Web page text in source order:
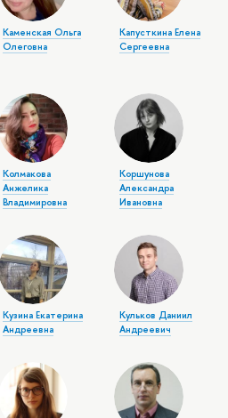
Каменская Ольга
Олеговна
Капусткина Елена
Сергеевна
Колмакова
Анжелика
Владимировна
Коршунова
Александра
Ивановна
Кузина Екатерина
Андреевна
Кульков Даниил
Андреевич